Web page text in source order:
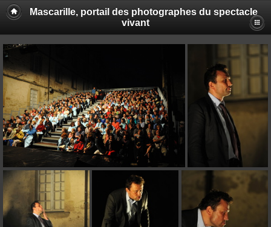
Mascarille, portail des photographes du spectacle
vivant